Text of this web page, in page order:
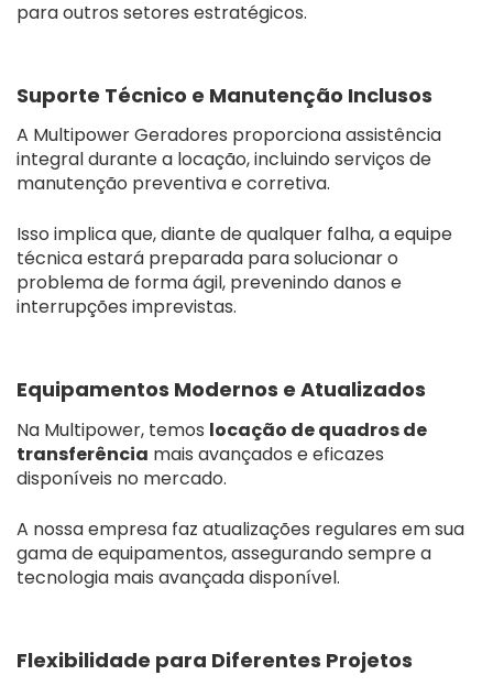
para outros setores estratégicos.
Suporte Técnico e Manutenção Inclusos
A Multipower Geradores proporciona assistência
integral durante a locação, incluindo serviços de
manutenção preventiva e corretiva.
Isso implica que, diante de qualquer falha, a equipe
técnica estará preparada para solucionar o
problema de forma ágil, prevenindo danos e
interrupções imprevistas.
Equipamentos Modernos e Atualizados
Na Multipower, temos locação de quadros de
transferência mais avançados e eficazes
disponíveis no mercado.
A nossa empresa faz atualizações regulares em sua
gama de equipamentos, assegurando sempre a
tecnologia mais avançada disponível.
Flexibilidade para Diferentes Projetos